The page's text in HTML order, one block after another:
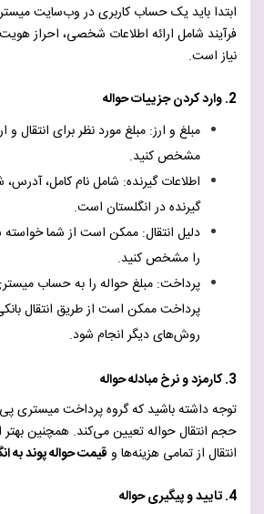
ابتدا باید یک حساب کاربری در وب‌سایت
فرآیند شامل ارائه اطلاعات شخصی، احراز
نیاز است.
2. وارد کردن جزییات حواله
مبلغ و ارز: مبلغ مورد نظر برای انتقال و
مشخص کنید.
اطلاعات گیرنده: شامل نام کامل،
گیرنده در انگلستان است.
دلیل انتقال: ممکن است از شما خواسته
را مشخص کنید.
پرداخت: مبلغ حواله را به حساب
پرداخت ممکن است از طریق انتقال
روش‌های دیگر انجام شود.
3. کارمزد و نرخ مبادله حواله
توجه داشته باشید که گروه پرداخت میستری
حجم انتقال حواله تعیین می‌کند. همچنین بهتر
انتقال از تمامی هزینه‌ها و قیمت حواله پوند به
4. تایید و پیگیری حواله